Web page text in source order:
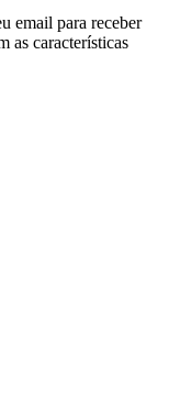
email para receber
as características